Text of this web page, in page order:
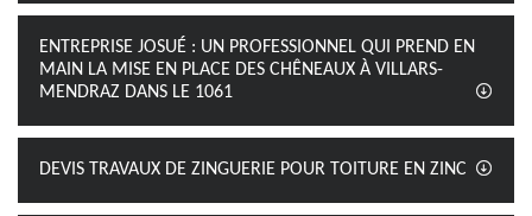
ENTREPRISE JOSUÉ : UN PROFESSIONNEL QUI PREND EN
MAIN LA MISE EN PLACE DES CHÊNEAUX À VILLARS-
MENDRAZ DANS LE 1061
DEVIS TRAVAUX DE ZINGUERIE POUR TOITURE EN ZINC